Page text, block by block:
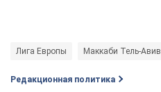
Лига Европы Маккаби Тель-Авив
Редакционная политика